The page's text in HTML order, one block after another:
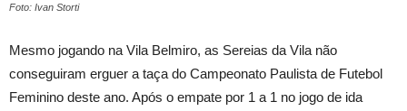
Foto: Ivan Storti
Mesmo jogando na Vila Belmiro, as Sereias da Vila não
conseguiram erguer a taça do Campeonato Paulista de Futebol
Feminino deste ano. Após o empate por 1 a 1 no jogo de ida